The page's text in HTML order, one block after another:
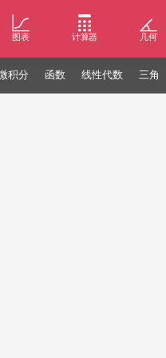
图表 计算器 几何
积分 函数 线性代数 三角